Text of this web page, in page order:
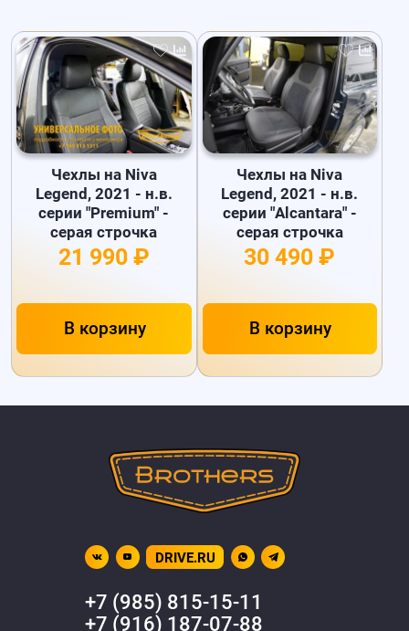
Чехлы на Niva
Legend, 2021 - н.в.
серии "Premium" -
серая строчка
21 990 ₽
В корзину
Чехлы на Niva
Legend, 2021 - н.в.
серии "Alcantara" -
серая строчка
30 490 ₽
В корзину
DRIVE.RU
+7 (985) 815-15-11
+7 (916) 187-07-88